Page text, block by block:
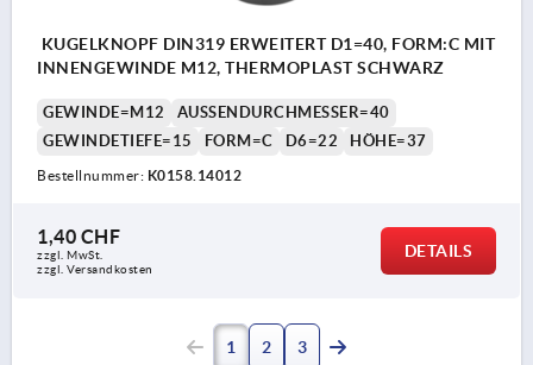
KUGELKNOPF DIN319 ERWEITERT D1=40, FORM:C MIT
INNENGEWINDE M12, THERMOPLAST SCHWARZ
GEWINDE=M12
AUSSENDURCHMESSER=40
GEWINDETIEFE=15
FORM=C D6=22 HÖHE=37
Bestellnummer: K0158.14012
1,40 CHF
zzgl. MwSt.
zzgl. Versandkosten
DETAILS
1 2 3